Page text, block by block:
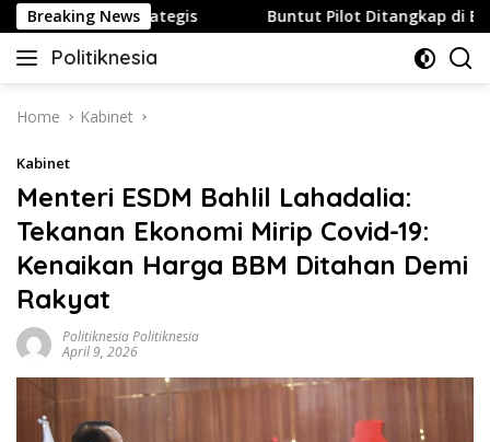
Skip
to
content
Breaking News
Pulau Strategis Buntut Pilot Ditangkap di
Politiknesia
Politiknesia.com
Home Kabinet
Kabinet
Menteri ESDM Bahlil Lahadalia:
Tekanan Ekonomi Mirip Covid-19:
Kenaikan Harga BBM Ditahan Demi
Rakyat
Politiknesia Politiknesia
April 9, 2026